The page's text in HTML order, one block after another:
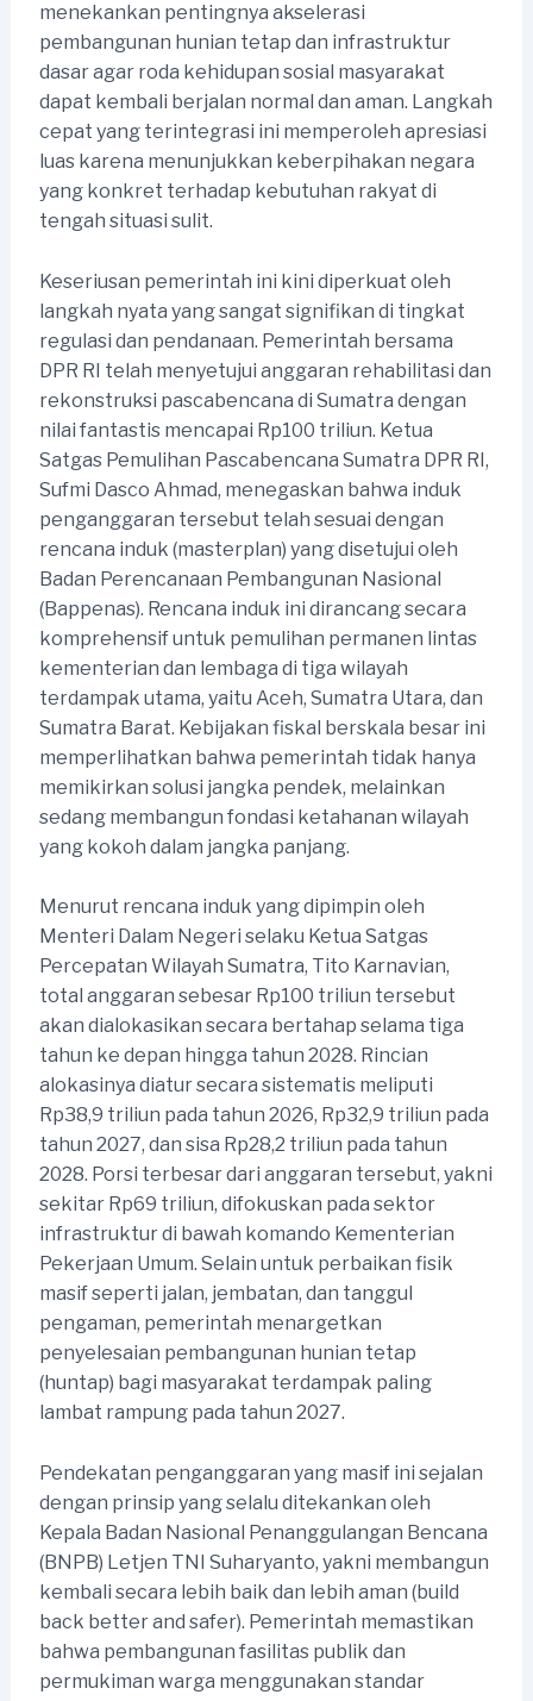
menekankan pentingnya akselerasi
pembangunan hunian tetap dan infrastruktur
dasar agar roda kehidupan sosial masyarakat
dapat kembali berjalan normal dan aman. Langkah
cepat yang terintegrasi ini memperoleh apresiasi
luas karena menunjukkan keberpihakan negara
yang konkret terhadap kebutuhan rakyat di
tengah situasi sulit.
Keseriusan pemerintah ini kini diperkuat oleh
langkah nyata yang sangat signifikan di tingkat
regulasi dan pendanaan. Pemerintah bersama
DPR RI telah menyetujui anggaran rehabilitasi dan
rekonstruksi pascabencana di Sumatra dengan
nilai fantastis mencapai Rp100 triliun. Ketua
Satgas Pemulihan Pascabencana Sumatra DPR RI,
Sufmi Dasco Ahmad, menegaskan bahwa induk
penganggaran tersebut telah sesuai dengan
rencana induk (masterplan) yang disetujui oleh
Badan Perencanaan Pembangunan Nasional
(Bappenas). Rencana induk ini dirancang secara
komprehensif untuk pemulihan permanen lintas
kementerian dan lembaga di tiga wilayah
terdampak utama, yaitu Aceh, Sumatra Utara, dan
Sumatra Barat. Kebijakan fiskal berskala besar ini
memperlihatkan bahwa pemerintah tidak hanya
memikirkan solusi jangka pendek, melainkan
sedang membangun fondasi ketahanan wilayah
yang kokoh dalam jangka panjang.
Menurut rencana induk yang dipimpin oleh
Menteri Dalam Negeri selaku Ketua Satgas
Percepatan Wilayah Sumatra, Tito Karnavian,
total anggaran sebesar Rp100 triliun tersebut
akan dialokasikan secara bertahap selama tiga
tahun ke depan hingga tahun 2028. Rincian
alokasinya diatur secara sistematis meliputi
Rp38,9 triliun pada tahun 2026, Rp32,9 triliun pada
tahun 2027, dan sisa Rp28,2 triliun pada tahun
2028. Porsi terbesar dari anggaran tersebut, yakni
sekitar Rp69 triliun, difokuskan pada sektor
infrastruktur di bawah komando Kementerian
Pekerjaan Umum. Selain untuk perbaikan fisik
masif seperti jalan, jembatan, dan tanggul
pengaman, pemerintah menargetkan
penyelesaian pembangunan hunian tetap
(huntap) bagi masyarakat terdampak paling
lambat rampung pada tahun 2027.
Pendekatan penganggaran yang masif ini sejalan
dengan prinsip yang selalu ditekankan oleh
Kepala Badan Nasional Penanggulangan Bencana
(BNPB) Letjen TNI Suharyanto, yakni membangun
kembali secara lebih baik dan lebih aman (build
back better and safer). Pemerintah memastikan
bahwa pembangunan fasilitas publik dan
permukiman warga menggunakan standar